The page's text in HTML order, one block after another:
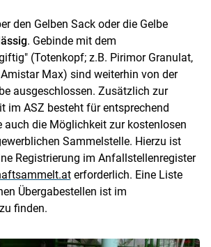
den Gelben Sack oder die Gelbe
. Gebinde mit dem
(Totenkopf; z.B. Pirimor Granulat,
Amistar Max) sind weiterhin von der
ausgeschlossen. Zusätzlich zur
im ASZ besteht für entsprechend
auch die Möglichkeit zur kostenlosen
Sammelstelle. Hierzu ist
Registrierung im Anfallstellenregister
erforderlich. Eine Liste
Übergabestellen ist im
finden.